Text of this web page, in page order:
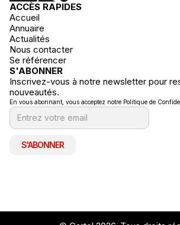
ACCÈS RAPIDES
Accueil
Annuaire
Actualités
Nous contacter
Se référencer
S'ABONNER
Inscrivez-vous à notre newsletter pour
nouveautés.
En vous abonnant, vous acceptez notre Politique de